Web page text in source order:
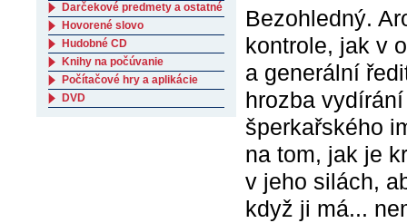
Bezohledný.
kontrole, jak v
a generální
hrozba
šperkařského
na tom, jak je
v jeho silách,
když ji má...
Darčekové predmety a ostatné
Hovorené slovo
Hudobné CD
Knihy na počúvanie
Počítačové hry a aplikácie
DVD